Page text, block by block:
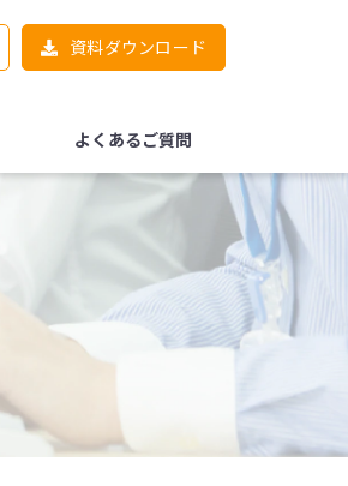
資料ダウンロード
よくあるご質問